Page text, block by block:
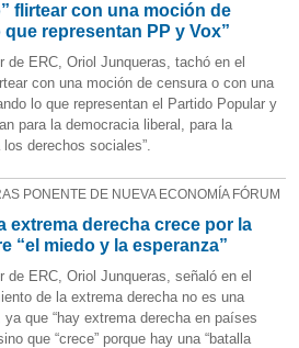
flirtear con una moción de
representan PP y Vox”
de ERC, Oriol Junqueras, tachó en el
con una moción de censura o con una
lo que representan el Partido Popular y
para la democracia liberal, para la
derechos sociales”.
PONENTE DE NUEVA ECONOMÍA FÓRUM
extrema derecha crece por la
“el miedo y la esperanza”
de ERC, Oriol Junqueras, señaló en el
de la extrema derecha no es una
ya que “hay extrema derecha en países
que “crece” porque hay una “batalla